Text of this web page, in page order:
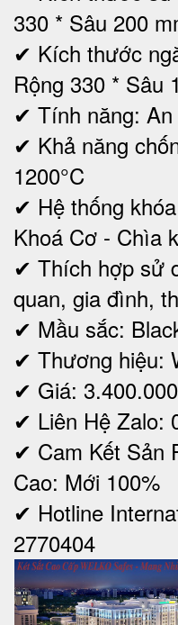
330 * Sâu 200
✔ Kích thước
Rộng 330 * Sâu
✔ Tính năng:
✔ Khả năng
1200°C
✔ Hệ thống
Khoá Cơ - Chìa
✔ Thích hợp sử
quan, gia đình,
✔ Mầu sắc:
✔ Thương hiệu:
✔ Giá:
✔ Liên Hệ Zalo:
✔ Cam Kết Sản
Cao: Mới 100%
✔ Hotline
2770404